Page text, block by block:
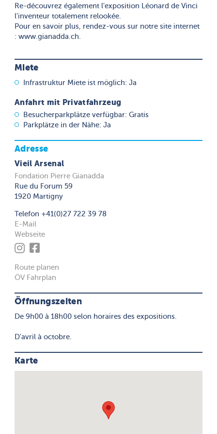
Re-découvrez également l'exposition Léonard de Vinci
l'inventeur totalement relookée.
Pour en savoir plus, rendez-vous sur notre site internet
: www.gianadda.ch.
Miete
Infrastruktur Miete ist möglich: Ja
Anfahrt mit Privatfahrzeug
Besucherparkplätze verfügbar: Gratis
Parkplätze in der Nähe: Ja
Adresse
Vieil Arsenal
Fondation Pierre Gianadda
Rue du Forum 59
1920 Martigny
Telefon +41(0)27 722 39 78
E-Mail
Webseite
Route planen
ÖV Fahrplan
Öffnungszeiten
De 9h00 à 18h00 selon horaires des expositions.
D'avril à octobre.
Karte